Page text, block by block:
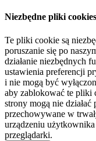
Niezbędne pliki cookies
Te pliki cookie są
poruszanie się po
działanie niezbędnych
ustawienia preferencji
i nie mogą być
aby zablokować te pliki
strony mogą nie
przechowywane w
urządzeniu
przeglądarki.